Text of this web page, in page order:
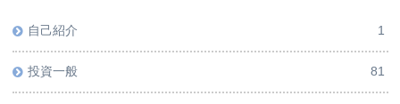
自己紹介 1
投資一般 81